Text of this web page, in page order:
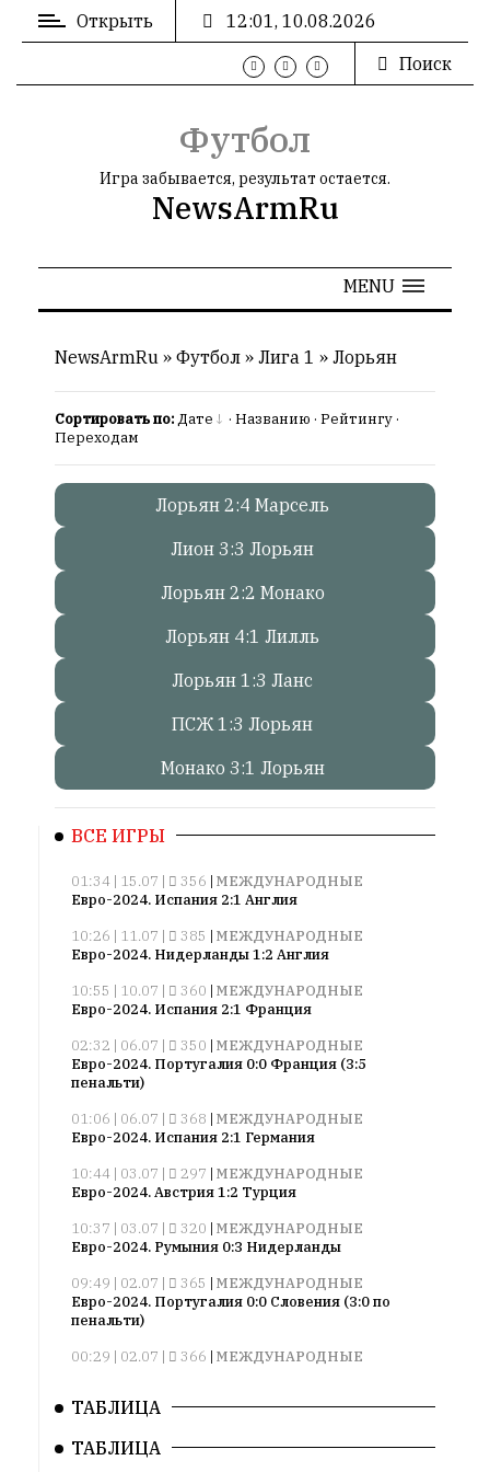
ВХОД
РЕКЛАМА
СТАТИСТИКА
Онлайн
всего:
Гостей:
Пользователей:
НАШИ
Тонкие
материалы
мыслящих.
обновляется
большим
трудом,
Редакция
авторские
тексты,
кромсает
искажает
Открыть
12:01, 10.08.2026
Поиск
Футбол
Игра забывается, результат остается.
NewsArmRu
MENU
NewsArmRu » Футбол » Лига 1 » Лорьян
Сортировать по:Дате · Названию · Рейтингу ·
Переходам
Лорьян 2:4 Марсель
Лион 3:3 Лорьян
Лорьян 2:2 Монако
Лорьян 4:1 Лилль
Лорьян 1:3 Ланс
ПСЖ 1:3 Лорьян
Монако 3:1 Лорьян
ВСЕ ИГРЫ
01:34 | 15.07 | 356 | МЕЖДУНАРОДНЫЕ
Евро-2024. Испания 2:1 Англия
10:26 | 11.07 |
385 | МЕЖДУНАРОДНЫЕ
Евро-2024. Нидерланды 1:2 Англия
10:55 | 10.07 |
360 | МЕЖДУНАРОДНЫЕ
Евро-2024. Испания 2:1 Франция
02:32 | 06.07 |
350 | МЕЖДУНАРОДНЫЕ
Евро-2024. Португалия 0:0 Франция (3:5
пенальти)
01:06 | 06.07 |
368 | МЕЖДУНАРОДНЫЕ
Евро-2024. Испания 2:1 Германия
10:44 | 03.07 |
297 | МЕЖДУНАРОДНЫЕ
Евро-2024. Австрия 1:2 Турция
10:37 | 03.07 |
320 | МЕЖДУНАРОДНЫЕ
Евро-2024. Румыния 0:3 Нидерланды
09:49 | 02.07 |
365 | МЕЖДУНАРОДНЫЕ
Евро-2024. Португалия 0:0 Словения (3:0 по
пенальти)
00:29 | 02.07 |
366 | МЕЖДУНАРОДНЫЕ
10:52 | 27.06 |
364|МЕЖДУНАРОДНЫЕ
ТАБЛИЦА
ТАБЛИЦА